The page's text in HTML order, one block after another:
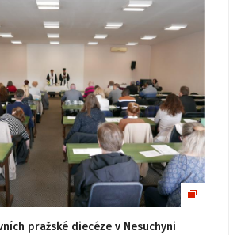
pražské diecéze v Nesuchyni